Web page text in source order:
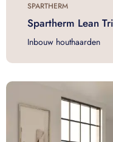
SPARTHERM
Spartherm Lean
Inbouw houthaarden